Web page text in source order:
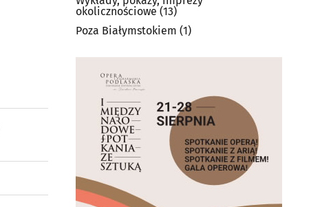
okolicznościowe (13)
Poza Białymstokiem (1)